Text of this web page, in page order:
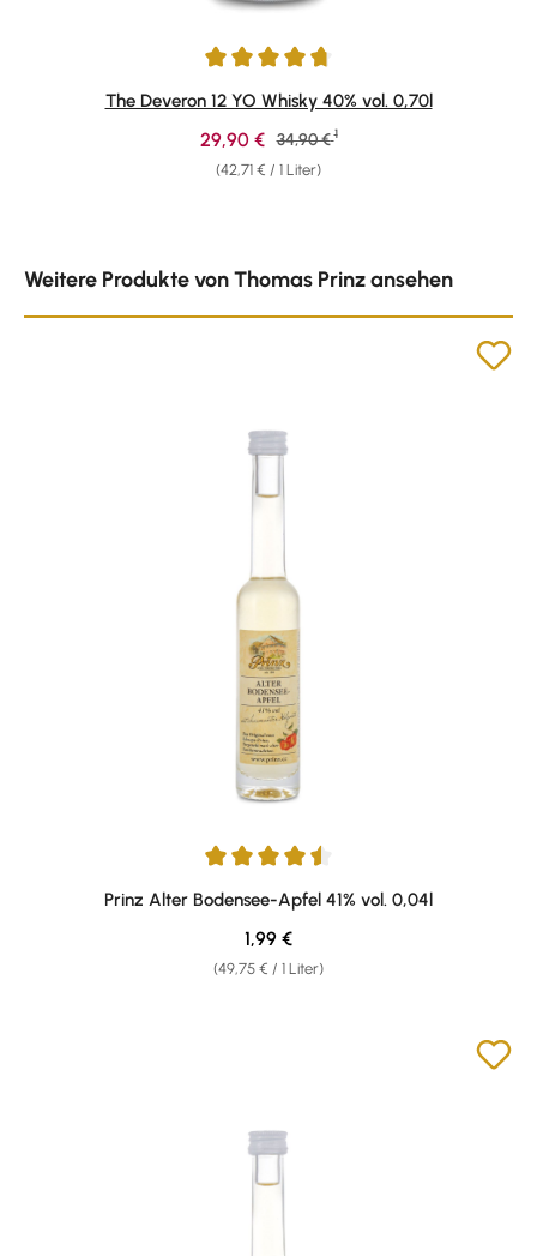
Durchschnittliche Bewertung von 4.86 von 5 Sternen
The Deveron 12 YO Whisky 40% vol. 0,70l
(42,71 € / 1 Liter)
Verkaufspreis:
29,90 € Regulärer Preis:
34,90 € 1
Weitere Produkte von Thomas Prinz ansehen
Durchschnittliche Bewertung von 4.43 von 5 Sternen
Prinz Alter Bodensee-Apfel 41% vol. 0,04l
(49,75 € / 1 Liter)
Regulärer Preis:
1,99 €